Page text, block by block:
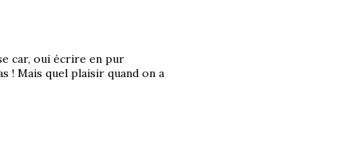
car, oui écrire en pur
! Mais quel plaisir quand on a